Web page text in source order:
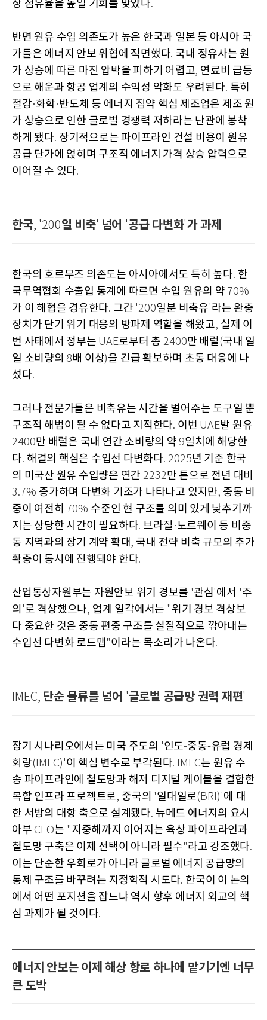
장 점유율을 높일 기회를 맞았다.
반면 원유 수입 의존도가 높은 한국과 일본 등 아시아 국
가들은 에너지 안보 위협에 직면했다. 국내 정유사는 원
가 상승에 따른 마진 압박을 피하기 어렵고, 연료비 급등
으로 해운과 항공 업계의 수익성 악화도 우려된다. 특히
철강·화학·반도체 등 에너지 집약 핵심 제조업은 제조 원
가 상승으로 인한 글로벌 경쟁력 저하라는 난관에 봉착
하게 됐다. 장기적으로는 파이프라인 건설 비용이 원유
공급 단가에 얹히며 구조적 에너지 가격 상승 압력으로
이어질 수 있다.
한국, '200일 비축' 넘어 '공급 다변화'가 과제
한국의 호르무즈 의존도는 아시아에서도 특히 높다. 한
국무역협회 수출입 통계에 따르면 수입 원유의 약 70%
가 이 해협을 경유한다. 그간 '200일분 비축유'라는 완충
장치가 단기 위기 대응의 방파제 역할을 해왔고, 실제 이
번 사태에서 정부는 UAE로부터 총 2400만 배럴 (국내 일
일 소비량의 8배 이상)을 긴급 확보하며 초동 대응에 나
섰다.
그러나 전문가들은 비축유는 시간을 벌어주는 도구일 뿐
구조적 해법이 될 수 없다고 지적한다. 이번 UAE발 원유
2400만 배럴은 국내 연간 소비량의 약 9일치에 해당한
다. 해결의 핵심은 수입선 다변화다. 2025년 기준 한국
의 미국산 원유 수입량은 연간 2232만 톤으로 전년 대비
3.7% 증가하며 다변화 기조가 나타나고 있지만, 중동 비
중이 여전히 70% 수준인 현 구조를 의미 있게 낮추기까
지는 상당한 시간이 필요하다. 브라질 ·노르웨이 등 비중
동 지역과의 장기 계약 확대 , 국내 전략 비축 규모의 추가
확충이 동시에 진행돼야 한다.
산업통상자원부는 자원안보 위기 경보를 '관심'에서 '주
의 '로 격상했으나, 업계 일각에서는 "위기 경보 격상보
다 중요한 것은 중동 편중 구조를 실질적으로 깎아내는
수입선 다변화 로드맵"이라는 목소리가 나온다.
IMEC, 단순 물류를 넘어 '글로벌 공급망 권력 재편'
장기 시나리오에서는 미국 주도의 '인도-중동-유럽 경제
회랑(IMEC)'이 핵심 변수로 부각된다. IMEC는 원유 수
송 파이프라인에 철도망과 해저 디지털 케이블을 결합한
복합 인프라 프로젝트로, 중국의 '일대일로(BRI)'에 대
한 서방의 대항 축으로 설계됐다. 뉴메드 에너지의 요시
아부 CEO는 "지중해까지 이어지는 육상 파이프라인과
철도망 구축은 이제 선택이 아니라 필수"라고 강조했다.
이는 단순한 우회로가 아니라 글로벌 에너지 공급망의
통제 구조를 바꾸려는 지정학적 시도다. 한국이 이 논의
에서 어떤 포지션을 잡느냐 역시 향후 에너지 외교의 핵
심 과제가 될 것이다.
에너지 안보는 이제 해상 항로 하나에 맡기기엔 너무
큰 도박